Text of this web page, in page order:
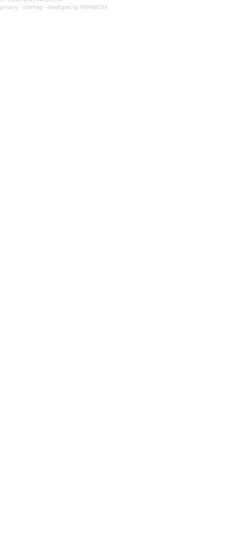
privacy - sitemap - developed by PIRAMEDIA